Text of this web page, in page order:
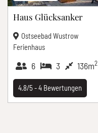
Haus Glücksanker
Ostseebad Wustrow
Ferienhaus
6 3 136m2
4.8/5 -4 Bewertungen